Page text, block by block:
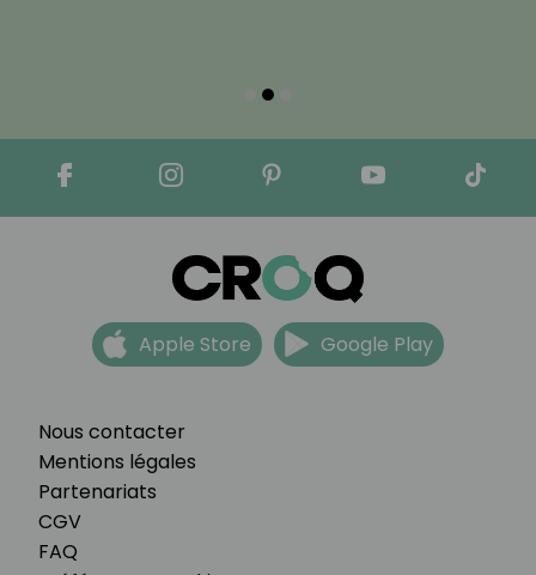
Nous contacter
Mentions légales
Partenariats
CGV
FAQ
Apple Store Google Play